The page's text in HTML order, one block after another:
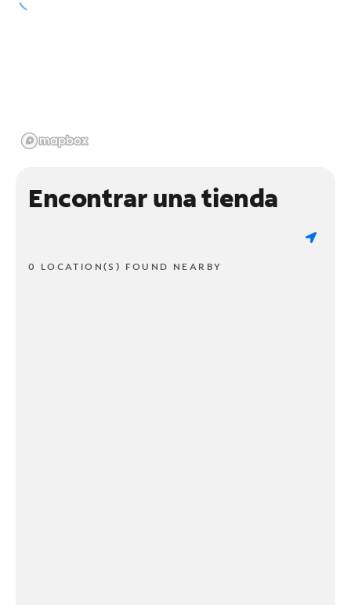
Encontrar una tienda
0 LOCATION(S) FOUND NEARBY